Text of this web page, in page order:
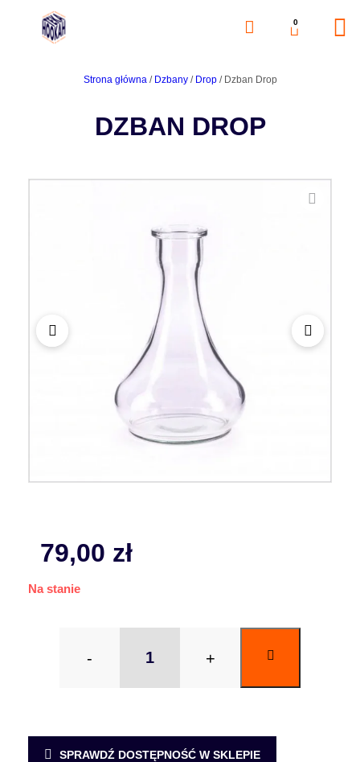
0
Strona główna/ Dzbany/ Drop/ Dzban Drop
DZBAN DROP
79,00 zł
Na stanie
- +
SPRAWDŹ DOSTĘPNOŚĆ W SKLEPIE